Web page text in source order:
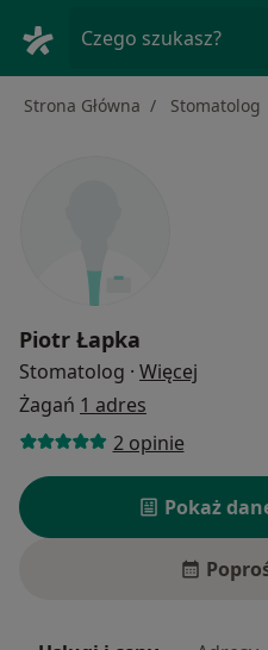
Czego szukasz?
Strona Główna Stomatolog
Piotr Łapka
Stomatolog · Więcej
Żagań 1 adres
2 opinie
Pokaż